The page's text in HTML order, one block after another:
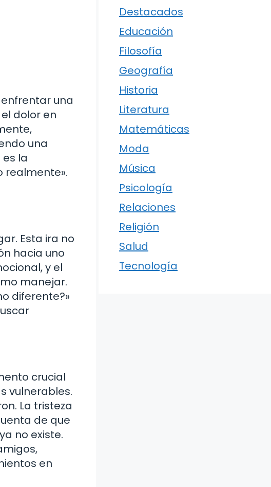
una
dolor en
una
la
realmente».
Esta ira no
hacia uno
y el
manejar.
diferente?»
crucial
vulnerables.
La tristeza
de que
no existe.
en
Destacados
Educación
Filosofía
Geografía
Historia
Literatura
Matemáticas
Moda
Música
Psicología
Relaciones
Religión
Salud
Tecnología